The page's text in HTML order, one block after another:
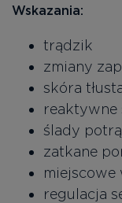
Wskazania:
trądzik
zmiany
skóra
reaktywne
ślady
zatkane
regulacja